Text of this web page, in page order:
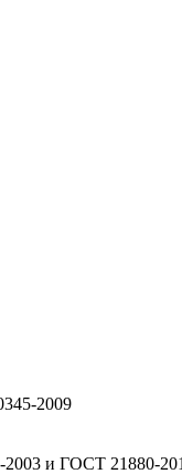
2009
и ГОСТ 21880-